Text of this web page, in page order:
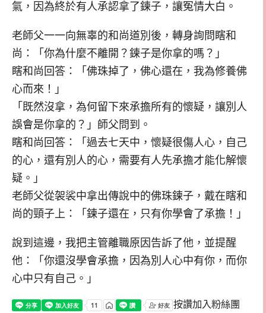
氣，因為終於有人承認拿了鍊子，讓冤情大白。
老師父一一向無辜的和尚道別後，轉身詢問瞎和
尚：「你為什麼不離開？鍊子是你拿的嗎？」
瞎和尚回答：「佛珠掉了，佛心還在，我為修養佛
心而來！」
「既然沒拿，為何留下來承擔所有的懷疑，讓別人
誤會是你拿的？」師父問到。
瞎和尚回答：「過去七天中，懷疑很傷人心，自己
的心，還有別人的心，需要有人先承擔才能化解懷
疑。」
老師父從袈裟中拿出傳說中的佛珠鍊子，戴在瞎和
尚的頸子上：「鍊子還在，只有你學會了承擔！」
說到這邊，我把主管離職原因告訴了他，並提醒
他：「你還沒學會承擔，因為別人心中有你，而你
心中只有自己。」
按讚加入粉絲團